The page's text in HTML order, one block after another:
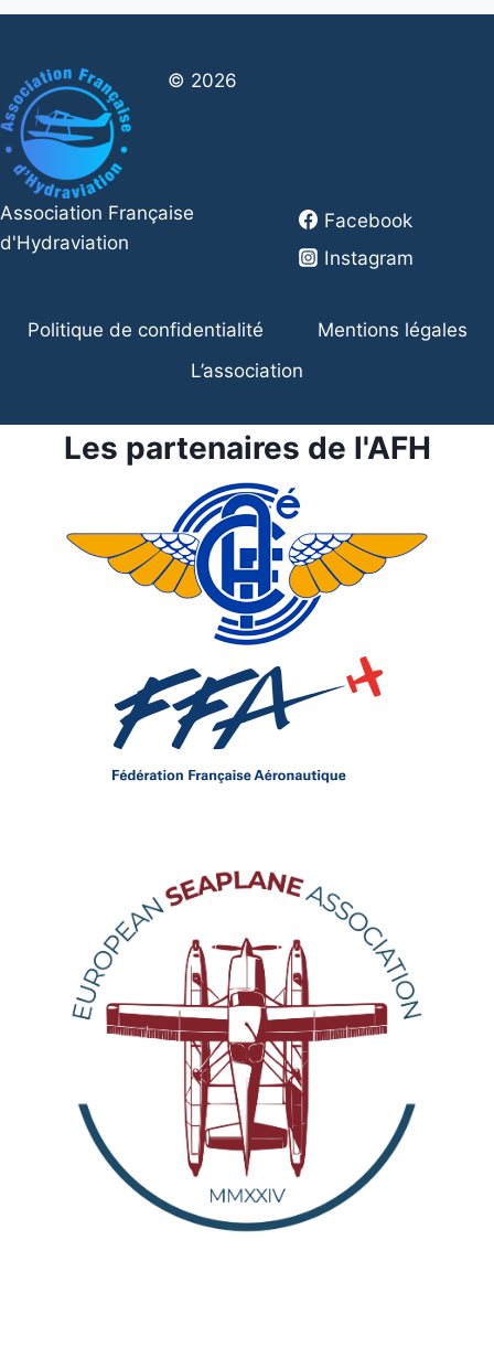
© 2026
Association Française
d'Hydraviation
Facebook
Instagram
Politique de confidentialité
Mentions légales
L’association
Les partenaires de l'AFH